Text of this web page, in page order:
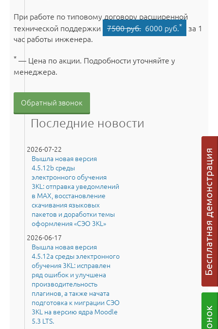
При работе по типовому договору расширенной
технической поддержки
7500 руб. 6000 руб.*
за 1
час работы инженера.
* — Цена по акции. Подробности уточняйте у
менеджера.
Обратный звонок
Последние новости
2026-07-22
Вышла новая версия
4.5.12b среды
электронного обучения
3KL: отправка уведомлений
в MAX, восстановление
скачивания языковых
пакетов и доработки темы
оформления «СЭО 3KL»
2026-06-17
Вышла новая версия
4.5.12a среды электронного
обучения 3KL: исправлен
ряд ошибок и улучшена
производительность
плагинов, а также начата
подготовка к миграции СЭО
3KL на версию ядра Moodle
5.3 LTS.